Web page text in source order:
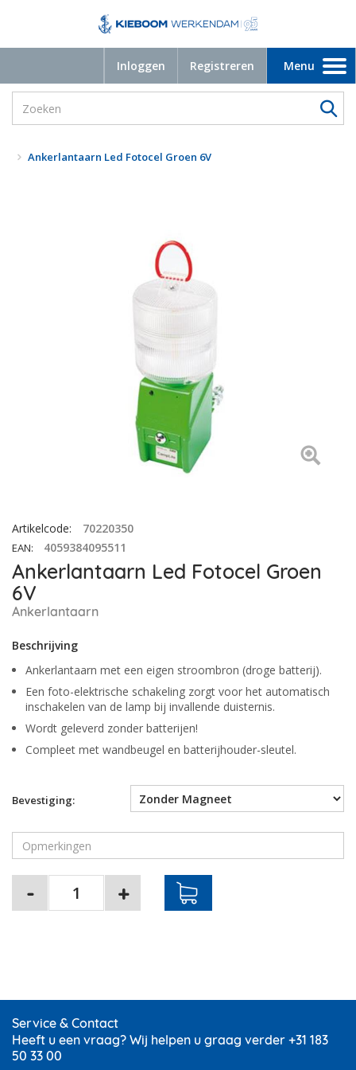
Inloggen Registreren
Toggle
navigation
Menu
Ankerlantaarn Led Fotocel Groen 6V
Artikelcode: 70220350
EAN: 4059384095511
Ankerlantaarn Led Fotocel Groen
6V
Ankerlantaarn
Beschrijving
Ankerlantaarn met een eigen stroombron (droge batterij).
Een foto-elektrische schakeling zorgt voor het automatisch
inschakelen van de lamp bij invallende duisternis.
Wordt geleverd zonder batterijen!
Compleet met wandbeugel en batterijhouder-sleutel.
Bevestiging:
Service & Contact
Heeft u een vraag? Wij helpen u graag verder +31 183
50 33 00